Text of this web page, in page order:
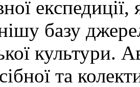
базу
культури.
та